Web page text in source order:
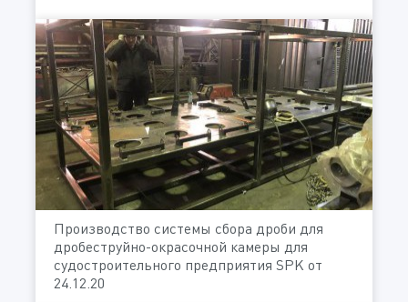
Производство системы сбора дроби для
дробеструйно-окрасочной камеры для
судостроительного предприятия SPK от
24.12.20